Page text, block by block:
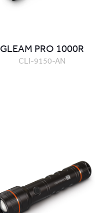
GLEAM PRO 1000R
CLI-9150-AN